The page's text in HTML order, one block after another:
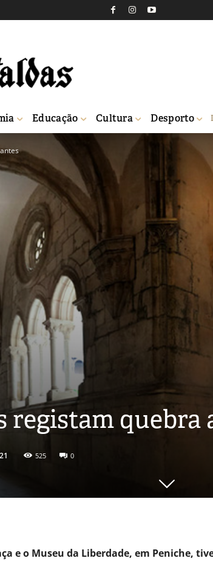
Educação Cultura Desporto
registam quebra
525 0
e o Museu da Liberdade, em Peniche,